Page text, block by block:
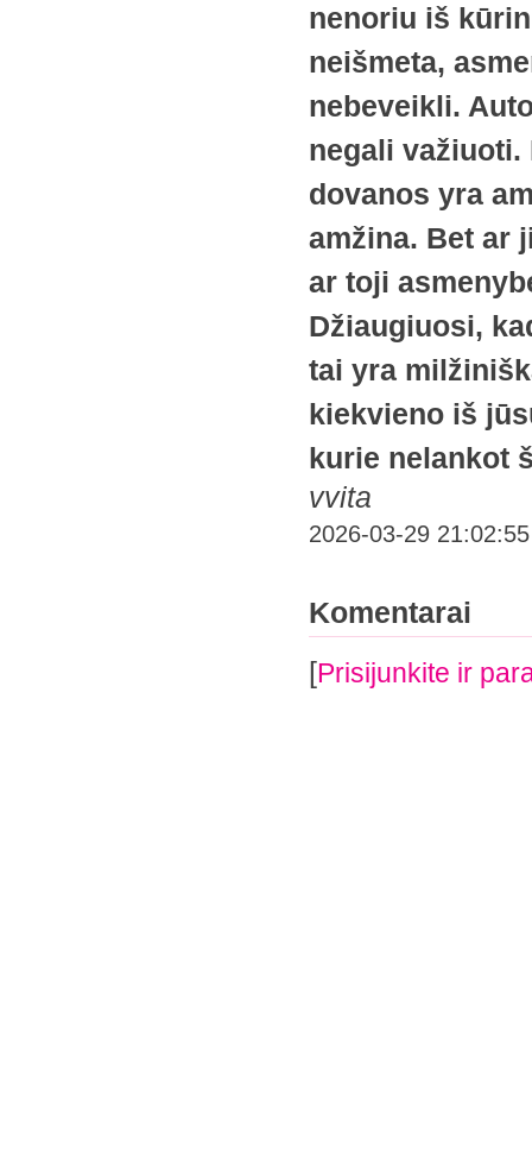
nenoriu iš
neišmeta,
nebeveikli.
negali važiuoti.
dovanos yra
amžina. Bet ar
ar toji
Džiaugiuosi,
tai yra
kiekvieno iš
kurie nelankot
vvita
2026-03-29 21:02:55
Komentarai
[Prisijunkite ir